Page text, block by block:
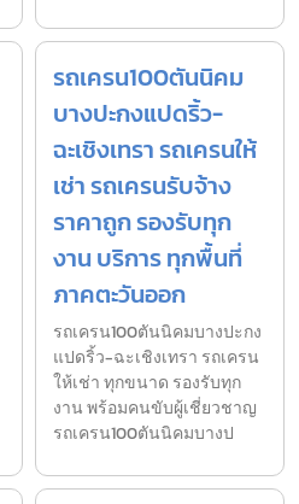
รถเครน100ตันนิคม
บางปะกงแปดริ้ว-
ฉะเชิงเทรา รถเครนให้
เช่า รถเครนรับจ้าง
ราคาถูก รองรับทุก
งาน บริการ ทุกพื้นที่
ภาคตะวันออก
รถเครน100ตันนิคมบางปะกง
แปดริ้ว-ฉะเชิงเทรา รถเครน
ให้เช่า ทุกขนาด รองรับทุก
งาน พร้อมคนขับผู้เชี่ยวชาญ
รถเครน100ตันนิคมบางป